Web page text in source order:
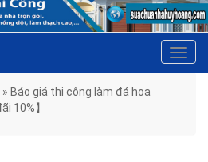
» Báo giá thi công làm đá hoa
10%】